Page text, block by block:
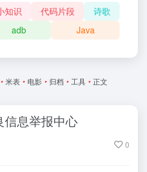
知识 代码片段
诗歌
adb Java
• 米表 • 电影 • 归档 • 工具 • 正文
信息举报中心
0